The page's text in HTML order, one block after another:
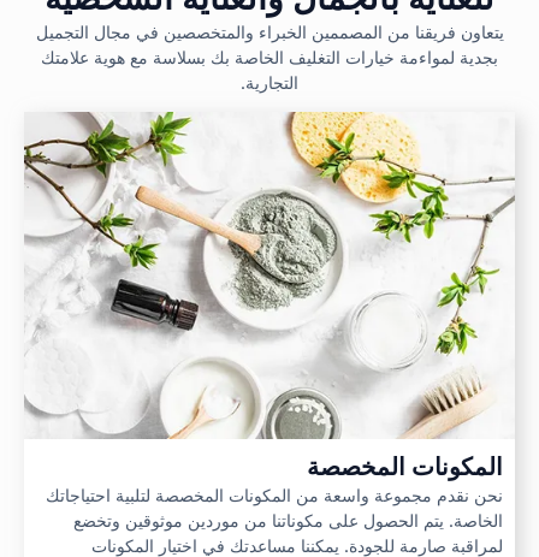
يتعاون فريقنا من المصممين الخبراء والمتخصصين في مجال التجميل
بجدية لمواءمة خيارات التغليف الخاصة بك بسلاسة مع هوية علامتك
التجارية.
المكونات المخصصة
نحن نقدم مجموعة واسعة من المكونات المخصصة لتلبية احتياجاتك
الخاصة. يتم الحصول على مكوناتنا من موردين موثوقين وتخضع
لمراقبة صارمة للجودة. يمكننا مساعدتك في اختيار المكونات